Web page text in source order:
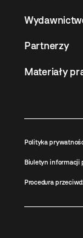
Partnerzy
Materiały
Polityka
Biuletyn informacji
Procedura